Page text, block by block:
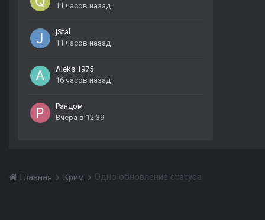
11 часов назад
jStal
11 часов назад
Aleks 1975
16 часов назад
Рандом
Вчера в 12:39
Главная Крим Одно обновление статуса